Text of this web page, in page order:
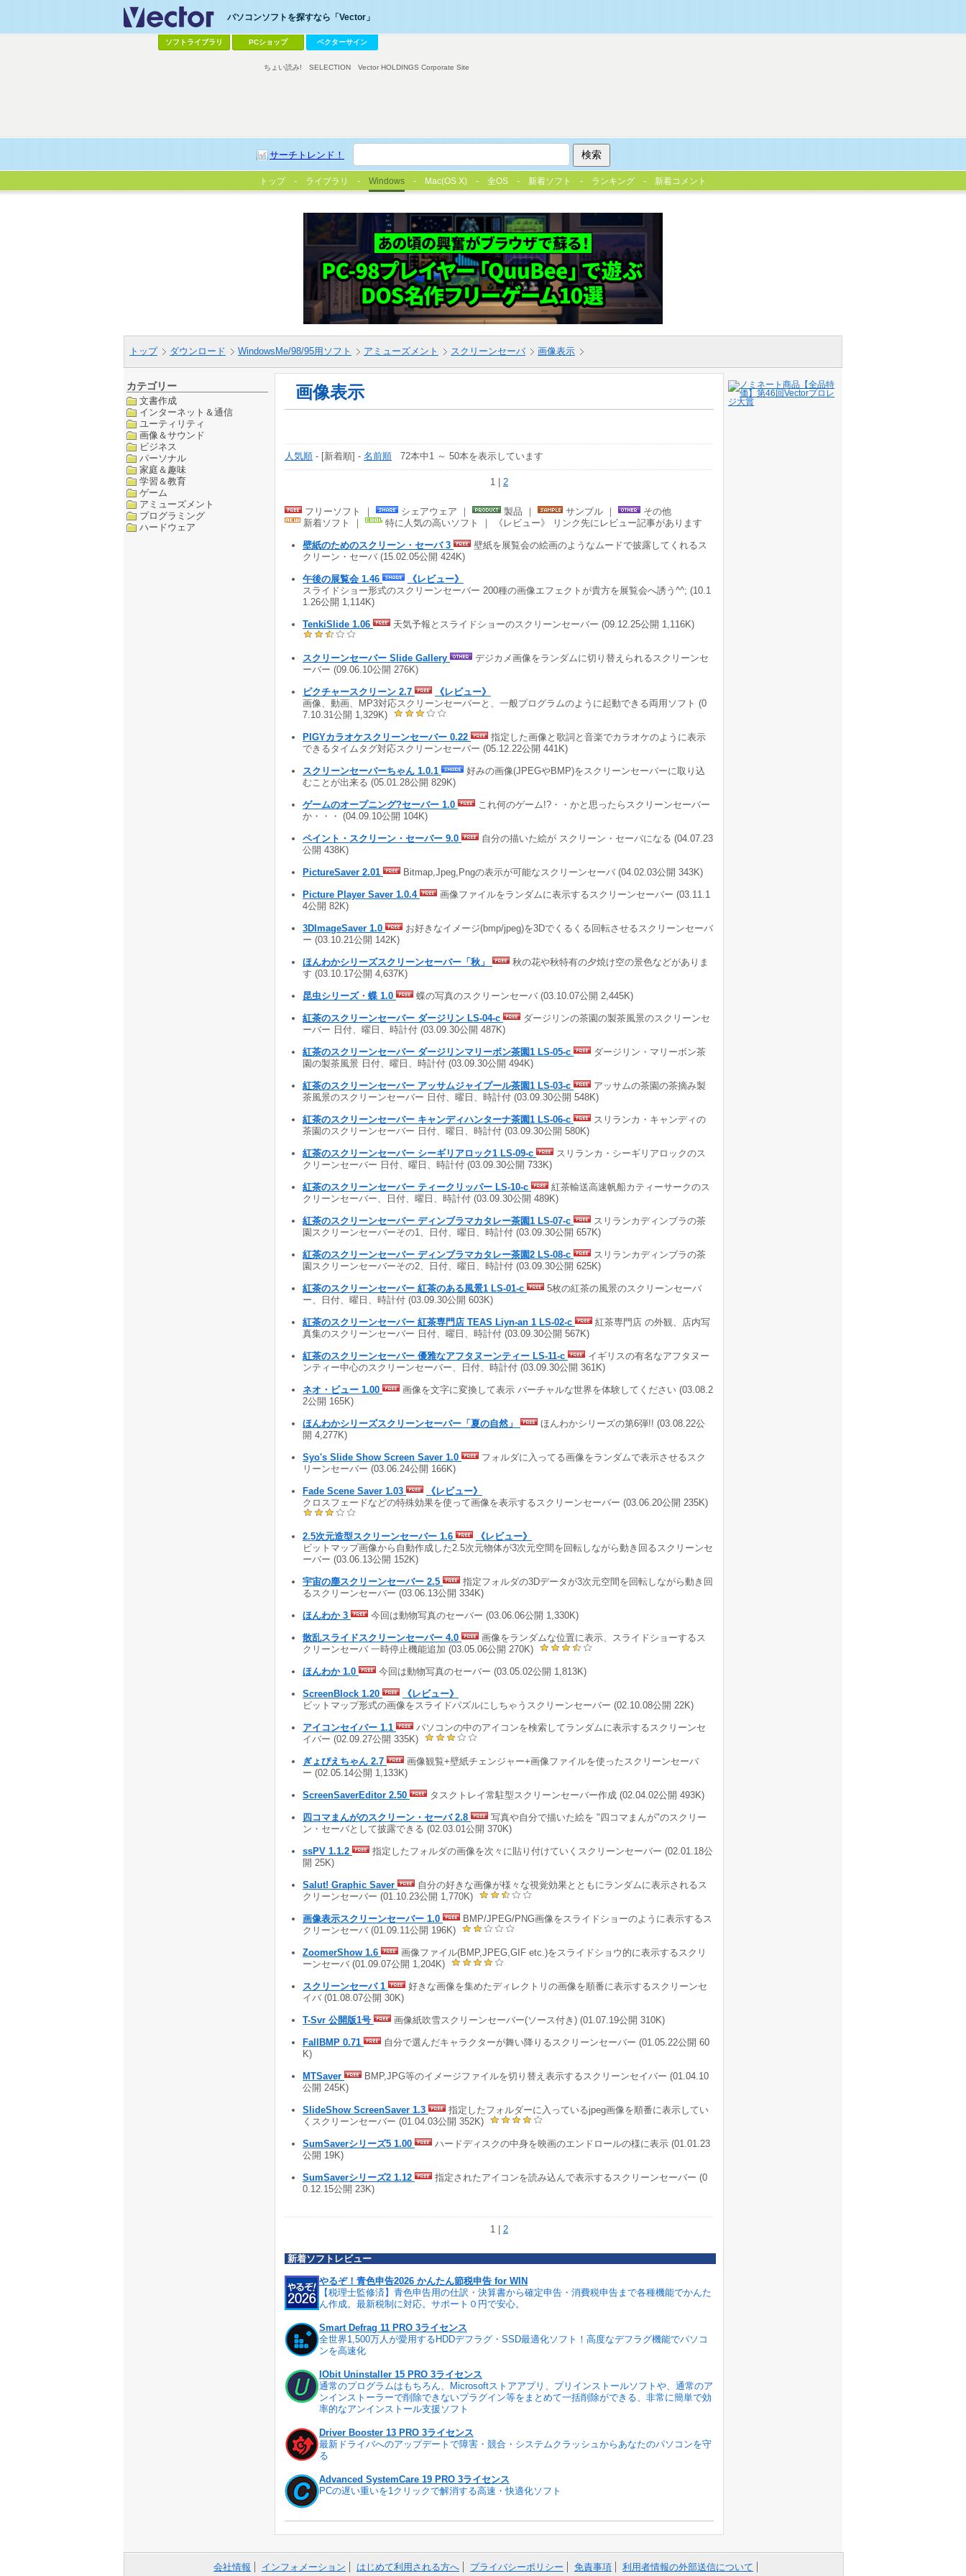
パソコンソフトを探すなら「Vector」
ソフトライブラリ PCショップ ベクターサイン
サーチトレンド！
ちょい読み! SELECTION Vector HOLDINGS Corporate Site
トップ ライブラリ Windows Mac(OS X) 全OS 新着ソフト ランキング 新着コメント
トップ ダウンロード WindowsMe/98/95用ソフト アミューズメント スクリーンセーバ 画像表示
カテゴリー
文書作成
インターネット＆通信
ユーティリティ
画像＆サウンド
ビジネス
パーソナル
家庭＆趣味
学習＆教育
ゲーム
アミューズメント
プログラミング
ハードウェア
画像表示
人気順 - [新着順] - 名前順 72本中1 ～ 50本を表示しています
1 | 2
フリーソフト ｜ シェアウェア ｜ 製品 ｜ サンプル ｜
その他
新着ソフト ｜
特に人気の高いソフト ｜ 《レビュー》 リンク先にレビュー記事があります
壁紙のためのスクリーン・セーバ 3
壁紙を展覧会の絵画のようなムードで披露してくれるス
クリーン・セーバ (15.02.05公開 424K)
午後の展覧会 1.46
《レビュー》
スライドショー形式のスクリーンセーバー 200種の画像エフェクトが貴方を展覧会へ誘う^^; (10.1
1.26公開 1,114K)
TenkiSlide 1.06 天気予報とスライドショーのスクリーンセーバー (09.12.25公開 1,116K)
スクリーンセーバー Slide Gallery
デジカメ画像をランダムに切り替えられるスクリーンセ
ーバー (09.06.10公開 276K)
ピクチャースクリーン 2.7
《レビュー》
画像、動画、MP3対応スクリーンセーバーと、一般プログラムのように起動できる両用ソフト (0
7.10.31公開 1,329K)
PIGYカラオケスクリーンセーバー 0.22
指定した画像と歌詞と音楽でカラオケのように表示
できるタイムタグ対応スクリーンセーバー (05.12.22公開 441K)
スクリーンセーバーちゃん 1.0.1
好みの画像(JPEGやBMP)をスクリーンセーバーに取り込
むことが出来る (05.01.28公開 829K)
ゲームのオープニング?セーバー 1.0
これ何のゲーム!?・・かと思ったらスクリーンセーバー
か・・・ (04.09.10公開 104K)
ペイント・スクリーン・セーバー 9.0
自分の描いた絵が スクリーン・セーバになる (04.07.23
公開 438K)
PictureSaver 2.01 Bitmap,Jpeg,Pngの表示が可能なスクリーンセーバ (04.02.03公開 343K)
Picture Player Saver 1.0.4
画像ファイルをランダムに表示するスクリーンセーバー (03.11.1
4公開 82K)
3DImageSaver 1.0
お好きなイメージ(bmp/jpeg)を3Dでくるくる回転させるスクリーンセーバ
ー (03.10.21公開 142K)
ほんわかシリーズスクリーンセーバー「秋」
秋の花や秋特有の夕焼け空の景色などがありま
す (03.10.17公開 4,637K)
昆虫シリーズ・蝶 1.0 蝶の写真のスクリーンセーバ (03.10.07公開 2,445K)
紅茶のスクリーンセーバー ダージリン LS-04-c
ダージリンの茶園の製茶風景のスクリーンセ
ーバー 日付、曜日、時計付 (03.09.30公開 487K)
紅茶のスクリーンセーバー ダージリンマリーボン茶園1 LS-05-c
ダージリン・マリーボン茶
園の製茶風景 日付、曜日、時計付 (03.09.30公開 494K)
紅茶のスクリーンセーバー アッサムジャイプール茶園1 LS-03-c
アッサムの茶園の茶摘み製
茶風景のスクリーンセーバー 日付、曜日、時計付 (03.09.30公開 548K)
紅茶のスクリーンセーバー キャンディハンターナ茶園1 LS-06-c
スリランカ・キャンディの
茶園のスクリーンセーバー 日付、曜日、時計付 (03.09.30公開 580K)
紅茶のスクリーンセーバー シーギリアロック1 LS-09-c
スリランカ・シーギリアロックのス
クリーンセーバー 日付、曜日、時計付 (03.09.30公開 733K)
紅茶のスクリーンセーバー ティークリッパー LS-10-c
紅茶輸送高速帆船カティーサークのス
クリーンセーバー、日付、曜日、時計付 (03.09.30公開 489K)
紅茶のスクリーンセーバー ディンブラマカタレー茶園1 LS-07-c
スリランカディンブラの茶
園スクリーンセーバーその1、日付、曜日、時計付 (03.09.30公開 657K)
紅茶のスクリーンセーバー ディンブラマカタレー茶園2 LS-08-c
スリランカディンブラの茶
園スクリーンセーバーその2、日付、曜日、時計付 (03.09.30公開 625K)
紅茶のスクリーンセーバー 紅茶のある風景1 LS-01-c
5枚の紅茶の風景のスクリーンセーバ
ー、日付、曜日、時計付 (03.09.30公開 603K)
紅茶のスクリーンセーバー 紅茶専門店 TEAS Liyn-an 1 LS-02-c
紅茶専門店 の外観、店内写
真集のスクリーンセーバー 日付、曜日、時計付 (03.09.30公開 567K)
紅茶のスクリーンセーバー 優雅なアフタヌーンティー LS-11-c
イギリスの有名なアフタヌー
ンティー中心のスクリーンセーバー、日付、時計付 (03.09.30公開 361K)
ネオ・ビュー 1.00
画像を文字に変換して表示 バーチャルな世界を体験してください (03.08.2
2公開 165K)
ほんわかシリーズスクリーンセーバー「夏の自然」
ほんわかシリーズの第6弾!! (03.08.22公
開 4,277K)
Syo's Slide Show Screen Saver 1.0
フォルダに入ってる画像をランダムで表示させるスク
リーンセーバー (03.06.24公開 166K)
Fade Scene Saver 1.03
《レビュー》
クロスフェードなどの特殊効果を使って画像を表示するスクリーンセーバー (03.06.20公開 235K)
2.5次元造型スクリーンセーバー 1.6
《レビュー》
ビットマップ画像から自動作成した2.5次元物体が3次元空間を回転しながら動き回るスクリーンセ
ーバー (03.06.13公開 152K)
宇宙の塵スクリーンセーバー 2.5
指定フォルダの3Dデータが3次元空間を回転しながら動き回
るスクリーンセーバー (03.06.13公開 334K)
ほんわか 3 今回は動物写真のセーバー (03.06.06公開 1,330K)
散乱スライドスクリーンセーバー 4.0
画像をランダムな位置に表示、スライドショーするス
クリーンセーバ 一時停止機能追加 (03.05.06公開 270K)
ほんわか 1.0 今回は動物写真のセーバー (03.05.02公開 1,813K)
ScreenBlock 1.20
《レビュー》
ビットマップ形式の画像をスライドパズルにしちゃうスクリーンセーバー (02.10.08公開 22K)
アイコンセイバー 1.1
パソコンの中のアイコンを検索してランダムに表示するスクリーンセ
イバー (02.09.27公開 335K)
ぎょぴえちゃん 2.7
画像観覧+壁紙チェンジャー+画像ファイルを使ったスクリーンセーバ
ー (02.05.14公開 1,133K)
ScreenSaverEditor 2.50 タスクトレイ常駐型スクリーンセーバー作成 (02.04.02公開 493K)
四コマまんがのスクリーン・セーバ 2.8
写真や自分で描いた絵を "四コマまんが"のスクリー
ン・セーバとして披露できる (02.03.01公開 370K)
ssPV 1.1.2
指定したフォルダの画像を次々に貼り付けていくスクリーンセーバー (02.01.18公
開 25K)
Salut! Graphic Saver
自分の好きな画像が様々な視覚効果とともにランダムに表示されるス
クリーンセーバー (01.10.23公開 1,770K)
画像表示スクリーンセーバー 1.0
BMP/JPEG/PNG画像をスライドショーのように表示するス
クリーンセーバ (01.09.11公開 196K)
ZoomerShow 1.6
画像ファイル(BMP,JPEG,GIF etc.)をスライドショウ的に表示するスクリ
ーンセーバ (01.09.07公開 1,204K)
スクリーンセーバ 1
好きな画像を集めたディレクトリの画像を順番に表示するスクリーンセ
イバ (01.08.07公開 30K)
T-Svr 公開版1号 画像紙吹雪スクリーンセーバー(ソース付き) (01.07.19公開 310K)
FallBMP 0.71
自分で選んだキャラクターが舞い降りるスクリーンセーバー (01.05.22公開 60
K)
MTSaver
BMP,JPG等のイメージファイルを切り替え表示するスクリーンセイバー (01.04.10
公開 245K)
SlideShow ScreenSaver 1.3
指定したフォルダーに入っているjpeg画像を順番に表示してい
くスクリーンセーバー (01.04.03公開 352K)
SumSaverシリーズ5 1.00
ハードディスクの中身を映画のエンドロールの様に表示 (01.01.23
公開 19K)
SumSaverシリーズ2 1.12
指定されたアイコンを読み込んで表示するスクリーンセーバー (0
0.12.15公開 23K)
1 | 2
新着ソフトレビュー
やるぞ！青色申告2026 かんたん節税申告 for WIN
【税理士監修済】青色申告用の仕訳・決算書から確定申告・消費税申告まで各種機能でかんた
ん作成。最新税制に対応。サポート０円で安心。
Smart Defrag 11 PRO 3ライセンス
全世界1,500万人が愛用するHDDデフラグ・SSD最適化ソフト！高度なデフラグ機能でパソコ
ンを高速化
IObit Uninstaller 15 PRO 3ライセンス
通常のプログラムはもちろん、Microsoftストアアプリ、プリインストールソフトや、通常のア
ンインストーラーで削除できないプラグイン等をまとめて一括削除ができる、非常に簡単で効
率的なアンインストール支援ソフト
Driver Booster 13 PRO 3ライセンス
最新ドライバへのアップデートで障害・競合・システムクラッシュからあなたのパソコンを守
る
Advanced SystemCare 19 PRO 3ライセンス
PCの遅い重いを1クリックで解消する高速・快適化ソフト
会社情報 インフォメーション はじめて利用される方へ プライバシーポリシー 免責事項 利用者情報の外部送信について